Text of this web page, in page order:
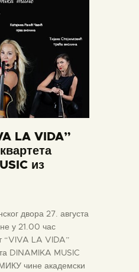
LA VIDA”
из
двора 27. августа
у 21.00 час
“VIVA LA VIDA”
DINAMIKA MUSIC
чине академски